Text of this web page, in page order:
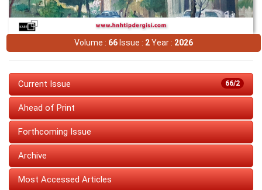
Volume : 66Issue : 2Year : 2026
66/2
Current Issue
Ahead of Print
Forthcoming Issue
Archive
Most Accessed Articles